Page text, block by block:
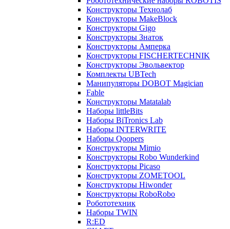
Конструкторы Технолаб
Конструкторы MakeBlock
Конструкторы Gigo
Конструкторы Знаток
Конструкторы Амперка
Конструкторы FISCHERTECHNIK
Конструкторы Эвольвектор
Комплекты UBTech
Манипуляторы DOBOT Magician
Fable
Конструкторы Matatalab
Наборы littleBits
Наборы BiTronics Lab
Наборы INTERWRITE
Наборы Qoopers
Конструкторы Mimio
Конструкторы Robo Wunderkind
Конструкторы Picaso
Конструкторы ZOMETOOL
Конструкторы Hiwonder
Конструкторы RoboRobo
Робототехник
Наборы TWIN
R:ED